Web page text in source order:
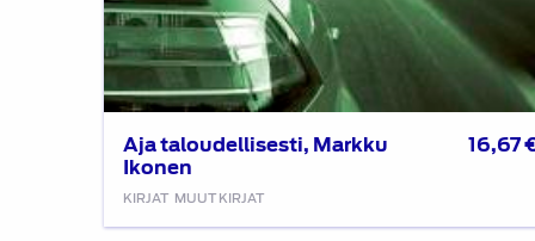
Aja taloudellisesti, Markku
Ikonen
KIRJAT MUUT KIRJAT
16,67